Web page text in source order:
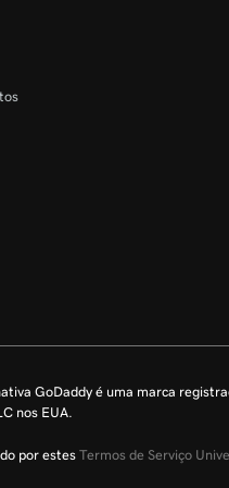
GoDaddy é uma marca
nos EUA.
por estes Termos de Serviço